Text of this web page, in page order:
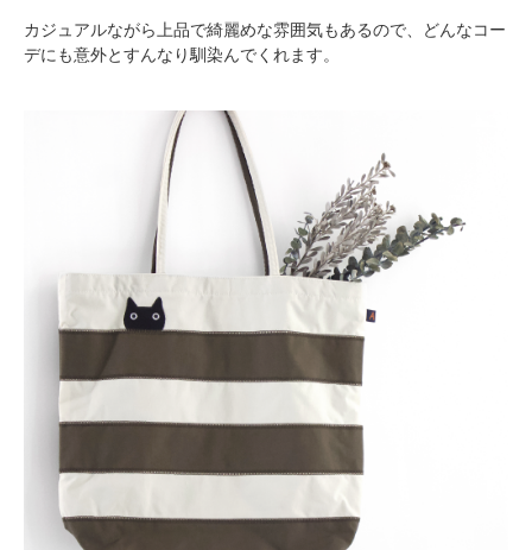
カジュアルながら上品で綺麗めな雰囲気もあるので、どんなコー
デにも意外とすんなり馴染んでくれます。